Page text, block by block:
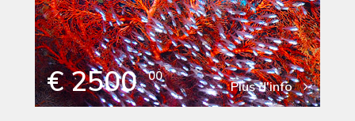
€ 2500 00
Plus d'info